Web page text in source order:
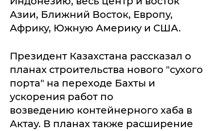
Азии, Ближний Восток, Европу,
Африку, Южную Америку и США.
Президент Казахстана рассказал о
планах строительства нового "сухого
порта" на переходе Бахты и
ускорения работ по
возведению контейнерного хаба в
Актау. В планах также расширение